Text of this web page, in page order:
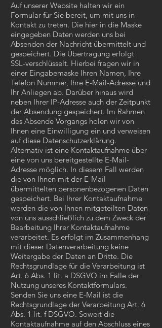
Auf unserer Website halten wir ein
Formular für Sie bereit, um mit uns in
Kontakt zu treten. Die hier in die Maske
eingegeben Daten werden uns bei
Absenden der Nachricht übermittelt und
gespeichert. Die Übertragung erfolgt
SSL-verschlüsselt. Hierbei fragen wir in
einer Eingabemaske Ihren Namen, Ihre
Telefon Nummer, Ihre E-Mail-Adresse und
Ihr Anliegen ab. Darüber hinaus wird
neben Ihrer IP-Adresse auch der Zeitpunkt
der Absendung gespeichert. Im Rahmen
des Absende Vorgangs holen wir von
Ihnen eine Einwilligung ein und verweisen
auf diese Datenschutzerklärung.
Alternativ ist eine Kontaktaufnahme über
eine von uns bereitgestellte E-Mail-
Adresse möglich. In diesem Fall werden
die von Ihnen mit der E-Mail
übermittelten personenbezogenen Daten
gespeichert. Bei Ihrer Kontaktaufnahme
werden die von Ihnen mitgeteilten Daten
von uns ausschließlich zu dem Zweck der
Bearbeitung Ihrer Kontaktaufnahme
verarbeitet. Es erfolgt im Zusammenhang
mit dieser Datenverarbeitung keine
Weitergabe der Daten an Dritte. Die
Rechtsgrundlage für die Verarbeitung ist
Art. 6 Abs. 1 lit. a DSGVO im Falle der
Nutzung unseres Kontaktformulars.
Senden Sie uns eine E-Mail ist die
Rechtsgrundlage der Verarbeitung Art. 6
Abs. 1 lit. f DSGVO. Soweit die
Kontaktaufnahme auf den Abschluss eines